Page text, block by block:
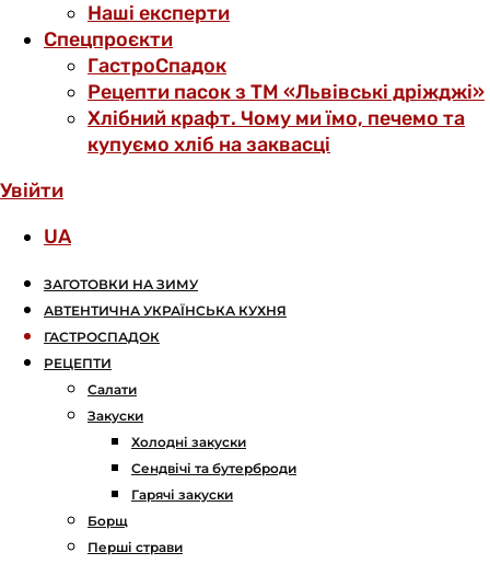
Наші експерти
Спецпроєкти
ГастроСпадок
Рецепти пасок з ТМ «Львівські дріжджі»
Хлібний крафт. Чому ми їмо, печемо та
купуємо хліб на заквасці
Увійти
UA
ЗАГОТОВКИ НА ЗИМУ
АВТЕНТИЧНА УКРАЇНСЬКА КУХНЯ
ГАСТРОСПАДОК
РЕЦЕПТИ
Салати
Закуски
Холодні закуски
Сендвічі та бутерброди
Гарячі закуски
Борщ
Перші страви